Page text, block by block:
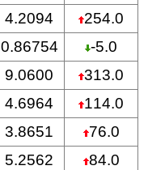
4.2094
254.0
0.86754
-5.0
9.0600
313.0
4.6964
114.0
3.8651
76.0
5.2562
84.0